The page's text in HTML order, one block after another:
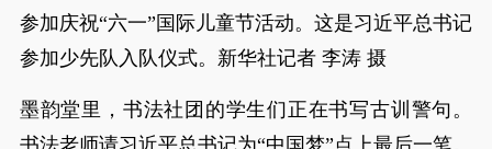
参加庆祝“六一”国际儿童节活动。这是习近平总书记
参加少先队入队仪式。新华社记者 李涛 摄
墨韵堂里，书法社团的学生们正在书写古训警句。
书法老师请习近平总书记为“中国梦”点上最后一笔。